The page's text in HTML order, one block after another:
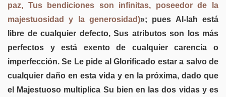
paz, Tus bendiciones son infinitas, poseedor de la
majestuosidad y la generosidad)»; pues Al-lah está
libre de cualquier defecto, Sus atributos son los más
perfectos y está exento de cualquier carencia o
imperfección. Se Le pide al Glorificado estar a salvo de
cualquier daño en esta vida y en la próxima, dado que
el Majestuoso multiplica Su bien en las dos vidas y es